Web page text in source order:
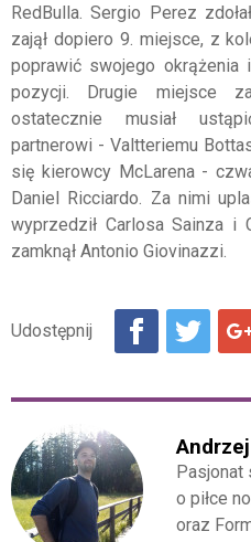
RedBulla. Sergio Perez
zajął dopiero 9. miejsce, z
poprawić swojego okrążenia
pozycji. Drugie miejsce
ostatecznie musiał
partnerowi - Valtteriemu
się kierowcy McLarena -
Daniel Ricciardo. Za nimi
wyprzedził Carlosa Sainza i
zamknął Antonio Giovinazzi.
Pasjonat
o piłce
oraz